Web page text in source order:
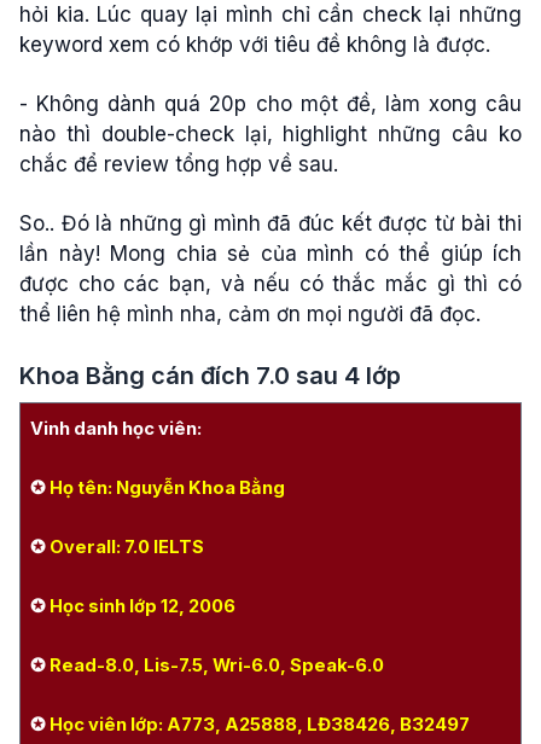
hỏi kia. Lúc quay lại mình chỉ cần check lại những
keyword xem có khớp với tiêu đề không là được.
- Không dành quá 20p cho một đề, làm xong câu
nào thì double-check lại, highlight những câu ko
chắc để review tổng hợp về sau.
So.. Đó là những gì mình đã đúc kết được từ bài thi
lần này! Mong chia sẻ của mình có thể giúp ích
được cho các bạn, và nếu có thắc mắc gì thì có
thể liên hệ mình nha, cảm ơn mọi người đã đọc.
Khoa Bằng cán đích 7.0 sau 4 lớp
Vinh danh học viên:
✪ Họ tên: Nguyễn Khoa Bằng
✪ Overall: 7.0 IELTS
✪ Học sinh lớp 12, 2006
✪ Read-8.0, Lis-7.5, Wri-6.0, Speak-6.0
✪ Học viên lớp: A773, A25888, LĐ38426, B32497